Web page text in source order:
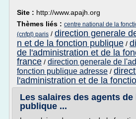
Site : http://www.apajh.org
Thèmes liés : centre national de la
(cnfpt) paris / direction generale
n et de la fonction publique /
de l'administration et de la
france / direction generale de
fonction publique adresse /
l'administration et de la
Les salaires des agents
publique ...